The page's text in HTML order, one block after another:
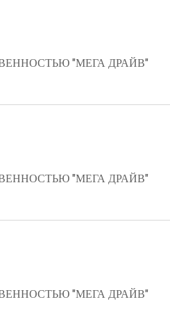
"МЕГА ДРАЙВ"
"МЕГА ДРАЙВ"
"МЕГА ДРАЙВ"